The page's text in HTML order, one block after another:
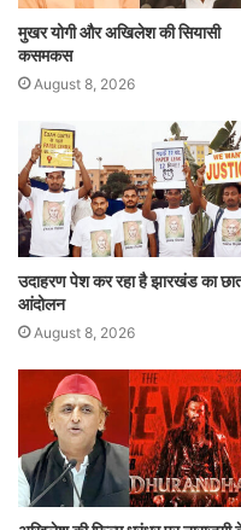
मुखर योगी और अखिलेश की सियासी
कसमकस
August 8, 2026
उदाहरण पेश कर रहा है झारखंड का
आंदोलन
August 8, 2026